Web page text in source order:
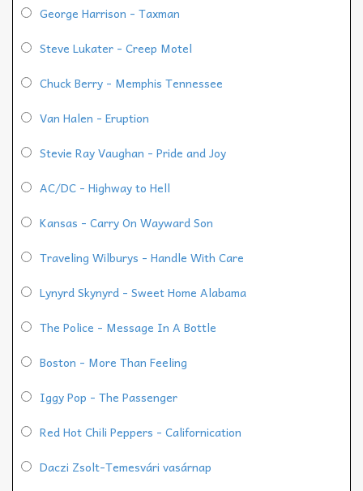
George Harrison - Taxman
Steve Lukater - Creep Motel
Chuck Berry - Memphis Tennessee
Van Halen - Eruption
Stevie Ray Vaughan - Pride and Joy
AC/DC - Highway to Hell
Kansas - Carry On Wayward Son
Traveling Wilburys - Handle With Care
Lynyrd Skynyrd - Sweet Home Alabama
The Police - Message In A Bottle
Boston - More Than Feeling
Iggy Pop - The Passenger
Red Hot Chili Peppers - Californication
Daczi Zsolt-Temesvári vasárnap